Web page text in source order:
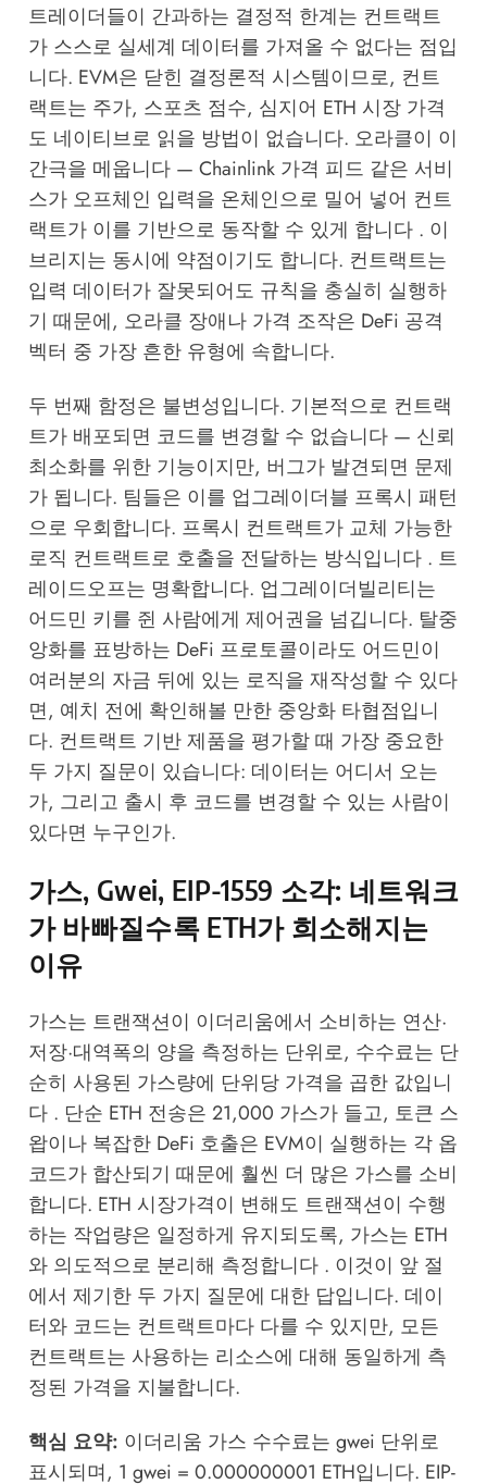
트레이더들이 간과하는 결정적 한계는 컨트랙트
가 스스로 실세계 데이터를 가져올 수 없다는 점입
니다. EVM은 닫힌 결정론적 시스템이므로, 컨트
랙트는 주가, 스포츠 점수, 심지어 ETH 시장 가격
도 네이티브로 읽을 방법이 없습니다. 오라클이 이
간극을 메웁니다 — Chainlink 가격 피드 같은 서비
스가 오프체인 입력을 온체인으로 밀어 넣어 컨트
랙트가 이를 기반으로 동작할 수 있게 합니다 . 이
브리지는 동시에 약점이기도 합니다. 컨트랙트는
입력 데이터가 잘못되어도 규칙을 충실히 실행하
기 때문에, 오라클 장애나 가격 조작은 DeFi 공격
벡터 중 가장 흔한 유형에 속합니다.
두 번째 함정은 불변성입니다. 기본적으로 컨트랙
트가 배포되면 코드를 변경할 수 없습니다 — 신뢰
최소화를 위한 기능이지만, 버그가 발견되면 문제
가 됩니다. 팀들은 이를 업그레이더블 프록시 패턴
으로 우회합니다. 프록시 컨트랙트가 교체 가능한
로직 컨트랙트로 호출을 전달하는 방식입니다 . 트
레이드오프는 명확합니다. 업그레이더빌리티는
어드민 키를 쥔 사람에게 제어권을 넘깁니다. 탈중
앙화를 표방하는 DeFi 프로토콜이라도 어드민이
여러분의 자금 뒤에 있는 로직을 재작성할 수 있다
면, 예치 전에 확인해볼 만한 중앙화 타협점입니
다. 컨트랙트 기반 제품을 평가할 때 가장 중요한
두 가지 질문이 있습니다: 데이터는 어디서 오는
가, 그리고 출시 후 코드를 변경할 수 있는 사람이
있다면 누구인가.
가스, Gwei, EIP-1559 소각: 네트워크
가 바빠질수록 ETH가 희소해지는
이유
가스는 트랜잭션이 이더리움에서 소비하는 연산·
저장·대역폭의 양을 측정하는 단위로, 수수료는 단
순히 사용된 가스량에 단위당 가격을 곱한 값입니
다 . 단순 ETH 전송은 21,000 가스가 들고, 토큰 스
왑이나 복잡한 DeFi 호출은 EVM이 실행하는 각 옵
코드가 합산되기 때문에 훨씬 더 많은 가스를 소비
합니다. ETH 시장가격이 변해도 트랜잭션이 수행
하는 작업량은 일정하게 유지되도록, 가스는 ETH
와 의도적으로 분리해 측정합니다 . 이것이 앞 절
에서 제기한 두 가지 질문에 대한 답입니다. 데이
터와 코드는 컨트랙트마다 다를 수 있지만, 모든
컨트랙트는 사용하는 리소스에 대해 동일하게 측
정된 가격을 지불합니다.
핵심 요약: 이더리움 가스 수수료는 gwei 단위로
표시되며, 1 gwei = 0.000000001 ETH입니다. EIP-